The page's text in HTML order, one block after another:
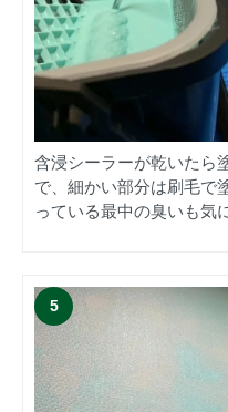
含浸シーラーが乾いたら
で、細かい部分は刷毛で
っている最中の臭いも気